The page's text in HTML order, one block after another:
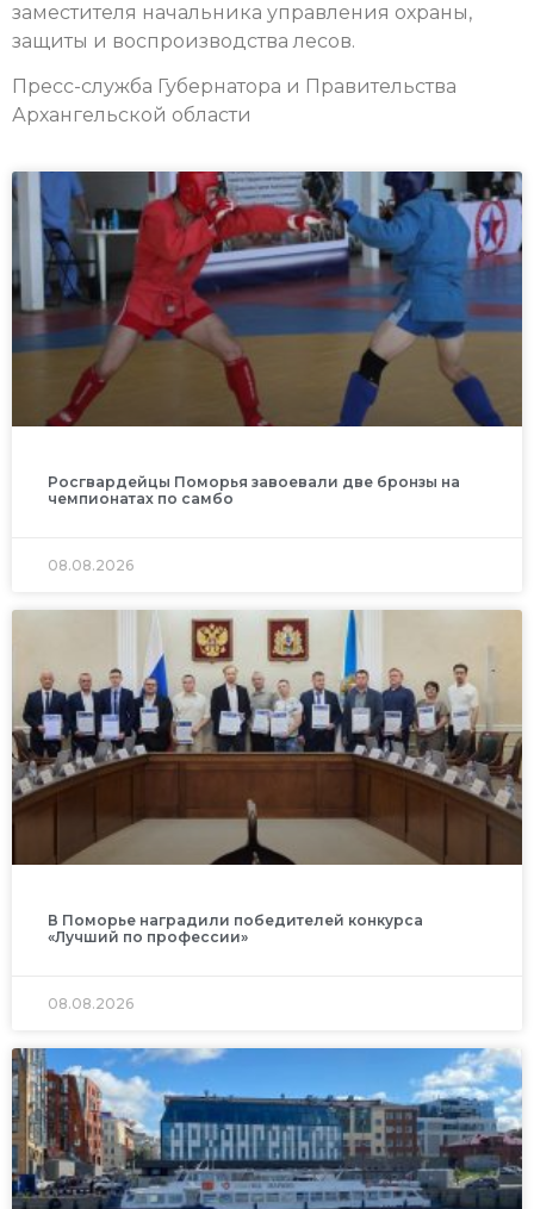
заместителя начальника управления охраны,
защиты и воспроизводства лесов.
Пресс-служба Губернатора и Правительства
Архангельской области
Росгвардейцы Поморья завоевали две бронзы на
чемпионатах по самбо
08.08.2026
В Поморье наградили победителей конкурса
«Лучший по профессии»
08.08.2026